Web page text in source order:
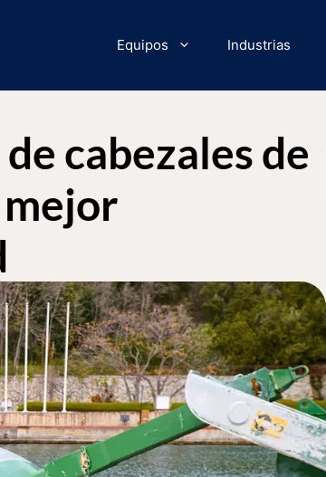
Equipos Industrias
cabezales de